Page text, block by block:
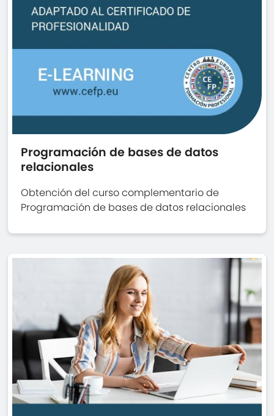
Programación de bases de datos
relacionales
Obtención del curso complementario de
Programación de bases de datos relacionales